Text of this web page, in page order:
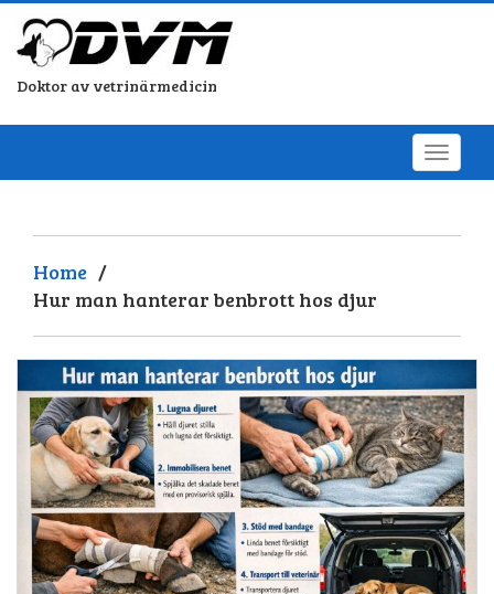
Doktor av vetrinärmedicin
Home /
Hur man hanterar benbrott hos djur